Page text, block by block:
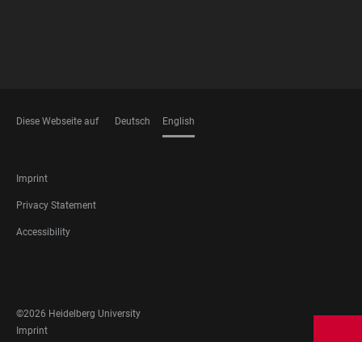
Diese Webseite auf Deutsch English
FOOTER
LEGAL
Imprint
Privacy Statement
Accessibility
MEDIA
©2026 Heidelberg University
FOOTER
Imprint